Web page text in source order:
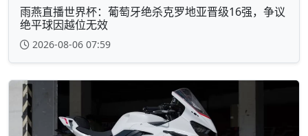
雨燕直播世界杯：葡萄牙绝杀克罗地亚晋级16强，争议
绝平球因越位无效
2026-08-06 07:59